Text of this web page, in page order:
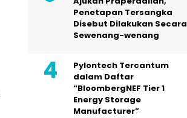
Penetapan Tersangka
Disebut Dilakukan Secara
Sewenang-wenang
Pylontech Tercantum
dalam Daftar
“BloombergNEF Tier 1
Energy Storage
Manufacturer”